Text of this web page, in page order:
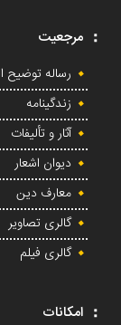
مرجعیت
رساله توضیح
زندگینامه
آثار و تألیفات
دیوان اشعار
معارف دین
گالری تصاویر
گالری فیلم
امکانات